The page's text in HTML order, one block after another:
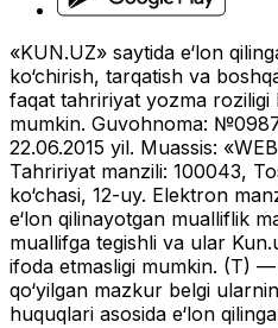
«KUN.UZ» saytida e‘lon
ko‘chirish, tarqatish va
faqat tahririyat yozma roziligi
mumkin. Guvohnoma:
22.06.2015 yil. Muassis:
Tahririyat manzili: 100043,
ko‘chasi, 12-uy. Elektron
e‘lon qilinayotgan mualliflik
muallifga tegishli va ular
ifoda etmasligi mumkin. (T)
qo‘yilgan mazkur belgi
huquqlari asosida e‘lon